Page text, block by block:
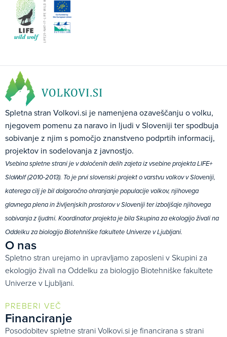
Spletna stran Volkovi.si je namenjena ozaveščanju o volku,
njegovem pomenu za naravo in ljudi v Sloveniji ter spodbuja
sobivanje z njim s pomočjo znanstveno podprtih informacij,
projektov in sodelovanja z javnostjo.
Vsebina spletne strani je v določenih delih zajeta iz vsebine projekta LIFE+
SloWolf (2010-2013). To je prvi slovenski projekt o varstvu volkov v Sloveniji,
katerega cilj je bil dolgoročno ohranjanje populacije volkov, njihovega
glavnega plena in življenjskih prostorov v Sloveniji ter izboljšaje njihovega
sobivanja z ljudmi. Koordinator projekta je bila Skupina za ekologijo živali na
Oddelku za biologijo Biotehniške fakultete Univerze v Ljubljani.
O nas
Spletno stran urejamo in upravljamo zaposleni v Skupini za
ekologijo živali na Oddelku za biologijo Biotehniške fakultete
Univerze v Ljubljani.
PREBERI VEČ
Financiranje
Posodobitev spletne strani Volkovi.si je financirana s strani